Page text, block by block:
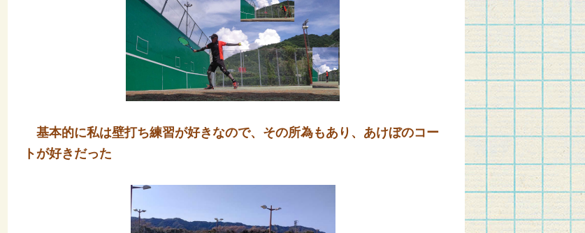
基本的に私は壁打ち練習が好きなので、その所為もあり、あけぼのコー
トが好きだった